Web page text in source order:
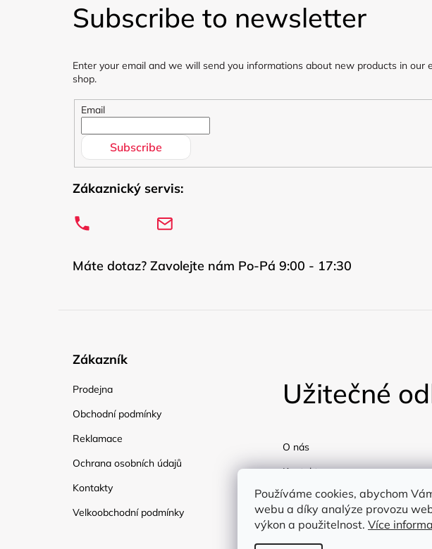
Používáme cookies, abychom
webu a díky analýze provozu
výkon a použitelnost. Více
Subscribe to newsletter
Enter your email and we will send you informations about new products in our
shop.
Email
Subscribe
Zákaznický servis:
Máte dotaz? Zavolejte nám Po-Pá 9:00 - 17:30
Zákazník
Prodejna
Obchodní podmínky
Reklamace
Ochrana osobních údajů
Kontakty
Velkoobchodní podmínky
Užitečné
O nás
Kontakty
Doprava
Blog